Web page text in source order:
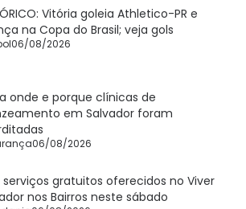
Vitória goleia Athletico-PR e
na Copa do Brasil; veja gols
06/08/2026
onde e porque clínicas de
em Salvador foram
06/08/2026
serviços gratuitos oferecidos no Viver
nos Bairros neste sábado